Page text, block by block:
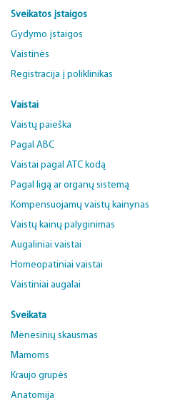
Sveikatos įstaigos
Gydymo įstaigos
Vaistinės
Registracija į poliklinikas
Vaistai
Vaistų paieška
Pagal ABC
Vaistai pagal ATC kodą
Pagal ligą ar organų sistemą
Kompensuojamų vaistų kainynas
Vaistų kainų palyginimas
Augaliniai vaistai
Homeopatiniai vaistai
Vaistiniai augalai
Sveikata
Mėnesinių skausmas
Mamoms
Kraujo grupės
Anatomija